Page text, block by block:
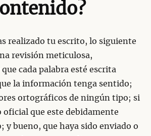
realizado tu escrito, lo siguiente
revisión meticulosa,
cada palabra esté escrita
la información tenga sentido;
ortográficos de ningún tipo; si
oficial que este debidamente
y bueno, que haya sido enviado o